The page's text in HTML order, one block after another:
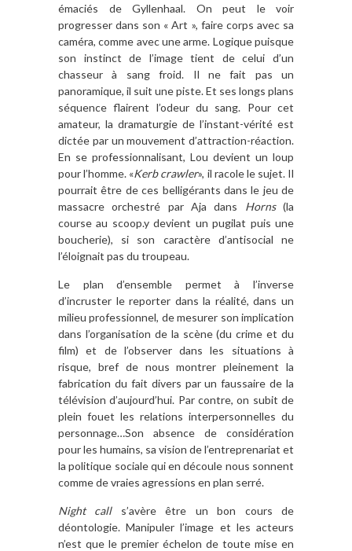
émaciés de Gyllenhaal. On peut le voir
progresser dans son « Art », faire corps avec sa
caméra, comme avec une arme. Logique puisque
son instinct de l’image tient de celui d’un
chasseur à sang froid. Il ne fait pas un
panoramique, il suit une piste. Et ses longs plans
séquence flairent l’odeur du sang. Pour cet
amateur, la dramaturgie de l’instant-vérité est
dictée par un mouvement d’attraction-réaction.
En se professionnalisant, Lou devient un loup
pour l’homme. «Kerb crawler», il racole le sujet. Il
pourrait être de ces belligérants dans le jeu de
massacre orchestré par Aja dans Horns(la
course au scoop.y devient un pugilat puis une
boucherie), si son caractère d’antisocial ne
l’éloignait pas du troupeau.
Le plan d’ensemble permet à l’inverse
d’incruster le reporter dans la réalité, dans un
milieu professionnel, de mesurer son implication
dans l’organisation de la scène (du crime et du
film) et de l’observer dans les situations à
risque, bref de nous montrer pleinement la
fabrication du fait divers par un faussaire de la
télévision d’aujourd’hui. Par contre, on subit de
plein fouet les relations interpersonnelles du
personnage…Son absence de considération
pour les humains, sa vision de l’entreprenariat et
la politique sociale qui en découle nous sonnent
comme de vraies agressions en plan serré.
Night calls’avère être un bon cours de
déontologie. Manipuler l’image et les acteurs
n’est que le premier échelon de toute mise en